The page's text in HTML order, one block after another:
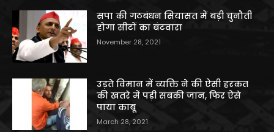
सपा की गठबंधन सियासत में बड़ी चुनौती
होगा सीटों का बंटवारा
November 28, 2021
उड़ते विमान में व्यक्ति ने की ऐसी हरकत
की खतरे में पड़ी सबकी जान, फिर ऐसे
पाया काबू
March 28, 2021